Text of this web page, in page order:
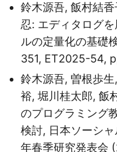
鈴木源吾, 飯村結
忍: エディタログ
ルの定量化の基礎
351, ET2025-54,
鈴木源吾, 曽根歩
裕, 堀川桂太郎, 飯
のプログラミング
検討, 日本ソーシ
年春季研究発表会